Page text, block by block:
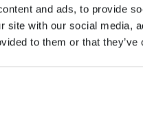
and ads, to provide
site with our social media,
to them or that